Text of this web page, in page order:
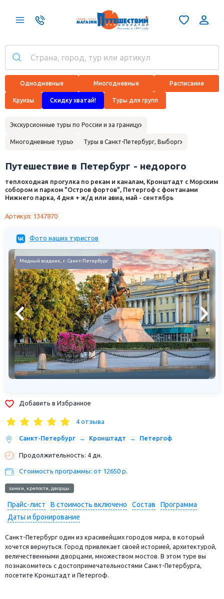
Однодневные Многодневные Расписание
Круизы Скидку хватай! Туры для групп
Экскурсионные туры по России и за границу
Многодневные туры Туры в Санкт-Петербург, Выборг
Путешествие в Петербург - недорого
теплоходная прогулка по рекам и каналам, Кронштадт с Морским
собором и парком "Остров фортов", Петергоф с фонтанами
Нижнего парка, 4 дня + ж/д или авиа, май - сентябрь
Артикул: 1347870
Фото наших туристов
Исаакиевский собор, г. Санкт-Петербург
Добавить в Избранное
4 отзыва
Санкт-Петербург Кронштадт Петергоф
Продолжительность: 4 дн.
Стоимость программы: от 12650 р.
замки, крепости, дворцы
Прайс-лист В стоимость включено Состав
Программа
Даты и бронирование
Санкт-Петербург один из красивейших городов мира, в который
хочется вернуться. Город привлекает своей историей, архитектурой,
величественными дворцами, множеством мостов. В этом туре вы
познакомитесь с достопримечательностями Санкт-Петербурга,
посетите Кронштадт и Петергоф.